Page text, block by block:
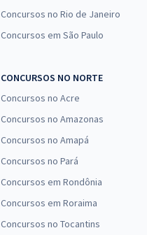
Concursos no Rio de Janeiro
Concursos em São Paulo
CONCURSOS NO NORTE
Concursos no Acre
Concursos no Amazonas
Concursos no Amapá
Concursos no Pará
Concursos em Rondônia
Concursos em Roraima
Concursos no Tocantins